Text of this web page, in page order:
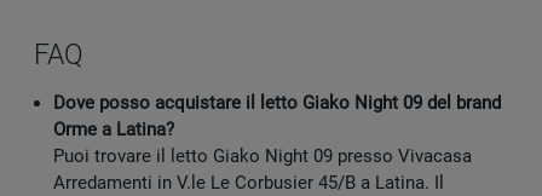
FAQ
Dove posso acquistare il letto Giako Night 09 del brand
Orme a Latina?
Puoi trovare il letto Giako Night 09 presso Vivacasa
Arredamenti in V.le Le Corbusier 45/B a Latina. Il